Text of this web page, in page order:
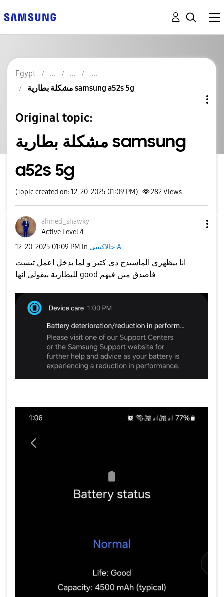
Egypt
مشكلة بطارية samsung a52s 5g
Original topic:
مشكلة بطارية samsung
a52s 5g
(Topic created on: 12-20-2025 01:09 PM) 282Views
ahmed_shawky
Active Level 4
‎12-20-2025 01:09 PM in جالاكسى A
انا بيظهرى الماسيدج دى كتير و لما بدخل اعمل تيست